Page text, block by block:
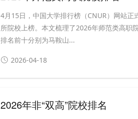
4月15日，中国大学排行榜（CNUR）网站
所院校上榜。本文梳理了2026年师范类高职
排名前十分别为马鞍山...
2026-04-18
2026年非“双高”院校排名